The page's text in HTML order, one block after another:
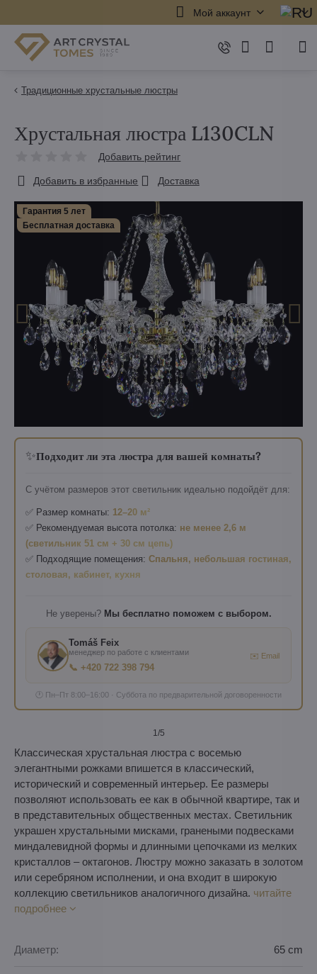
Мой аккаунт
Традиционные хрустальные люстры
Гарантия 5 лет
Бесплатная доставка
✨Подходит ли эта люстра для вашей комнаты?
С учётом размеров этот светильник идеально подойдёт для:
✅ Размер комнаты: 12–20 м²
✅ Рекомендуемая высота потолка: не менее 2,6 м
(светильник 51 см + 30 см цепь)
✅ Подходящие помещения: Спальня, небольшая гостиная,
столовая, кабинет, кухня
Не уверены? Мы бесплатно поможем с выбором.
Tomáš Feix
менеджер по работе с клиентами
📞 +420 722 398 794
✉️ Email
🕐 Пн–Пт 8:00–16:00 · Суббота по предварительной договоренности
1/5
Хрустальная люстра L130CLN
Добавить рейтинг
Добавить в избранные Доставка
Классическая хрустальная люстра с восемью
элегантными рожками впишется в классический,
исторический и современный интерьер. Ее размеры
позволяют использовать ее как в обычной квартире, так и
в представительных общественных местах. Светильник
украшен хрустальными мисками, гранеными подвесками
миндалевидной формы и длинными цепочками из мелких
кристаллов – октагонов. Люстру можно заказать в золотом
или серебряном исполнении, и она входит в широкую
коллекцию светильников аналогичного дизайна. читайте
подробнее
Диаметр: 65 cm